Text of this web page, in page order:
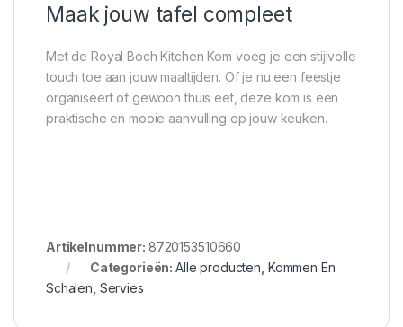
Maak jouw tafel compleet
Met de Royal Boch Kitchen Kom voeg je een stijlvolle
touch toe aan jouw maaltijden. Of je nu een feestje
organiseert of gewoon thuis eet, deze kom is een
praktische en mooie aanvulling op jouw keuken.
Artikelnummer: 8720153510660
Categorieën:Alle producten Kommen En
Schalen Servies